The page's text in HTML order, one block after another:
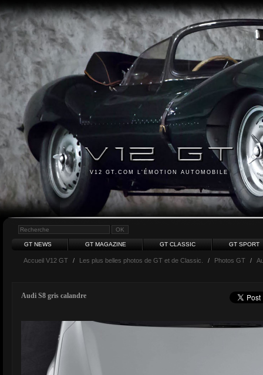
V12 GT.COM L'ÉMOTION AUTOMOBILE
GT NEWS GT MAGAZINE GT CLASSIC GT SPORT
Accueil V12 GT / Les plus belles photos de GT et de Classic. / Photos GT /
Audi S8 gris calandre